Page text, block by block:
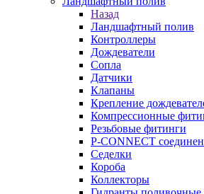
Назад
Ландшафтный полив
Контроллеры
Дождеватели
Сопла
Датчики
Клапаны
Крепление
Компрессионные
Резьбовые фитинги
P-CONNECT
Седелки
Короба
Коллекторы